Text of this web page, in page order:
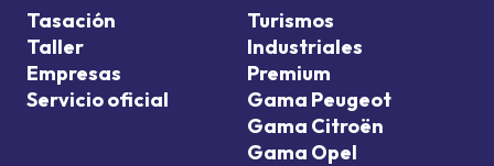
Tasación
Taller
Empresas
Servicio oficial
Turismos
Industriales
Premium
Gama Peugeot
Gama Citroën
Gama Opel